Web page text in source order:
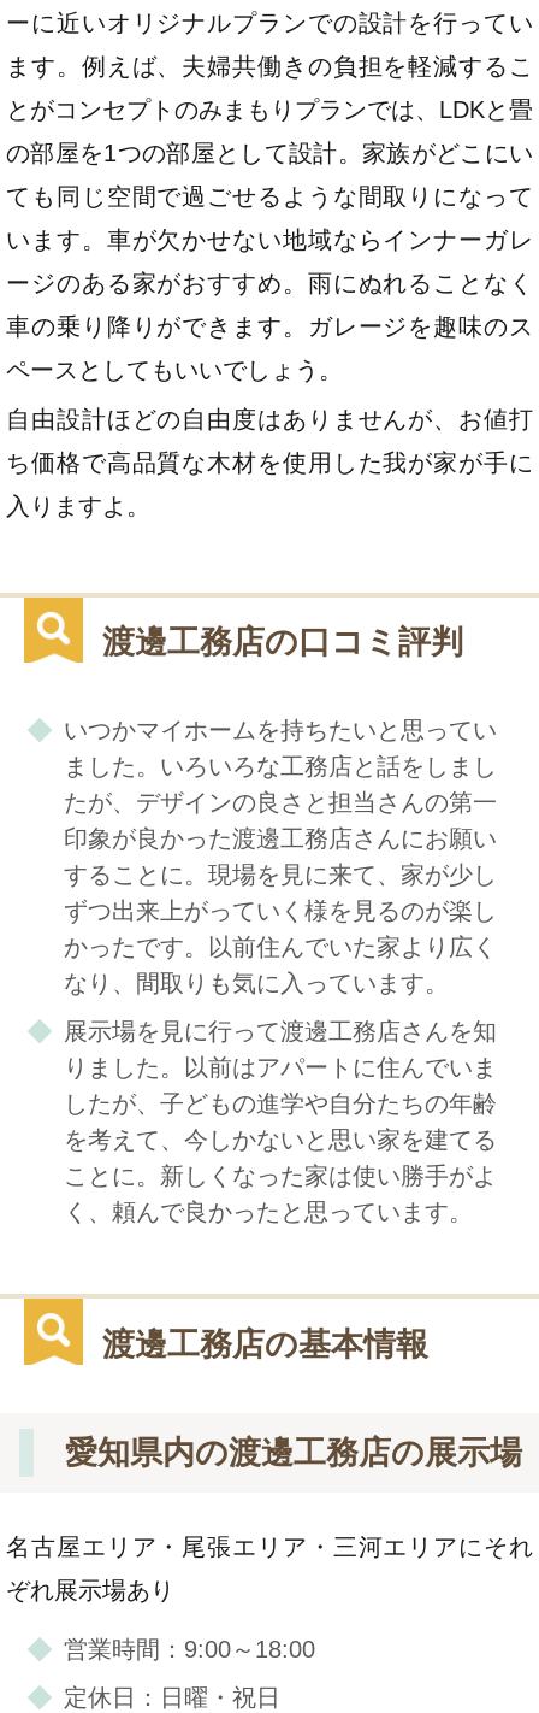
ーに近いオリジナルプランでの設計を行ってい
ます。例えば、夫婦共働きの負担を軽減するこ
とがコンセプトのみまもりプランでは、LDKと畳
の部屋を1つの部屋として設計。家族がどこにい
ても同じ空間で過ごせるような間取りになって
います。車が欠かせない地域ならインナーガレ
ージのある家がおすすめ。雨にぬれることなく
車の乗り降りができます。ガレージを趣味のス
ペースとしてもいいでしょう。
自由設計ほどの自由度はありませんが、お値打
ち価格で高品質な木材を使用した我が家が手に
入りますよ。
渡邊工務店の口コミ評判
いつかマイホームを持ちたいと思ってい
ました。いろいろな工務店と話をしまし
たが、デザインの良さと担当さんの第一
印象が良かった渡邊工務店さんにお願い
することに。現場を見に来て、家が少し
ずつ出来上がっていく様を見るのが楽し
かったです。以前住んでいた家より広く
なり、間取りも気に入っています。
展示場を見に行って渡邊工務店さんを知
りました。以前はアパートに住んでいま
したが、子どもの進学や自分たちの年齢
を考えて、今しかないと思い家を建てる
ことに。新しくなった家は使い勝手がよ
く、頼んで良かったと思っています。
渡邊工務店の基本情報
愛知県内の渡邊工務店の展示場
名古屋エリア・尾張エリア・三河エリアにそれ
ぞれ展示場あり
営業時間：9:00～18:00
定休日：日曜・祝日